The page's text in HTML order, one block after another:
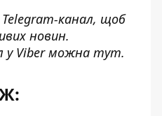
Telegram-канал, щоб
новин.
у Viber можна тут.